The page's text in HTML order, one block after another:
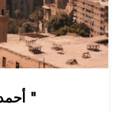
أحمد ألتان " عميد الصحافة التركية "